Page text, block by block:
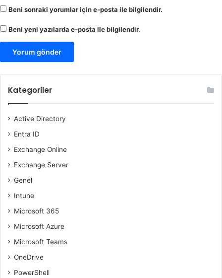
Beni sonraki yorumlar için e-posta ile bilgilendir.
Beni yeni yazılarda e-posta ile bilgilendir.
Kategoriler
Active Directory
Entra ID
Exchange Online
Exchange Server
Genel
Intune
Microsoft 365
Microsoft Azure
Microsoft Teams
OneDrive
PowerShell